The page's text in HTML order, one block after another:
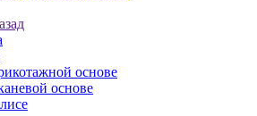
основе
основе